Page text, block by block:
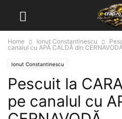
Home Ionut Constantinescu
canalul cu APĂ CALDĂ din
Ionut Constantinescu
Pescuit la
pe canalul cu